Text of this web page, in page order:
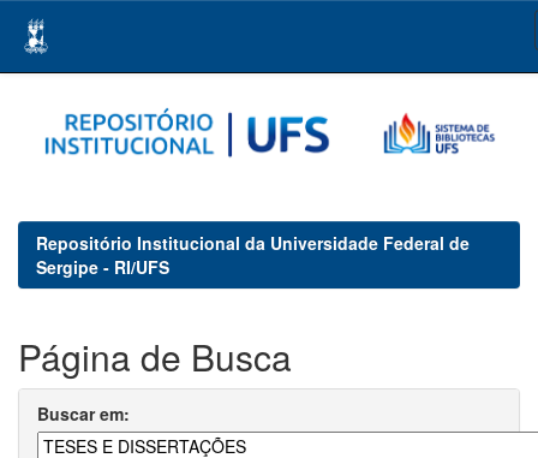
navigation
Repositório Institucional da Universidade Federal de
Sergipe - RI/UFS
Página de Busca
Buscar em: